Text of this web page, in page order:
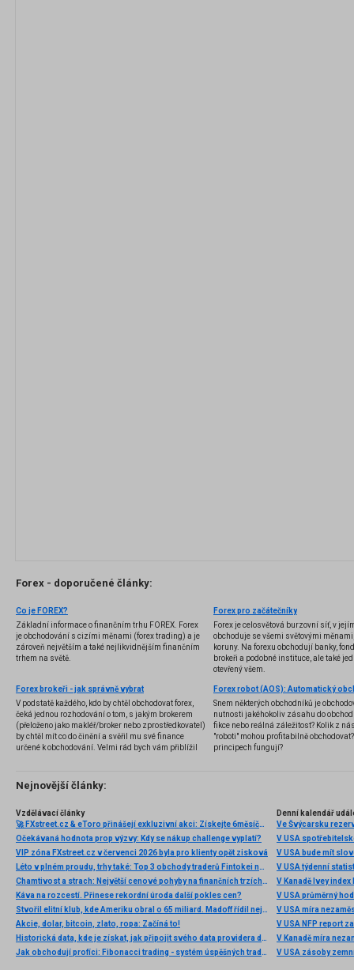
Forex - doporučené články:
Co je FOREX?
Základní informace o finančním trhu FOREX. Forex
je obchodování s cizími měnami (forex trading) a je
zároveň největším a také nejlikvidnějším finančním
trhem na světě.
Forex pro začátečníky
Forex je celosvětová burzovní síť, v
obchoduje se všemi světovými
koruny. Na forexu obchodují banky,
brokeři a podobné instituce, ale také
otevřený všem.
Forex brokeři - jak správně vybrat
V podstatě každého, kdo by chtěl obchodovat forex,
čeká jednou rozhodování o tom, s jakým brokerem
(přeloženo jako makléř/broker nebo zprostředkovatel)
by chtěl mít co do činění a svěřil mu své finance
určené k obchodování. Velmi rád bych vám přiblížil
několik příkladů nejznámějších z nich.
Snem některých obchodníků je
nutnosti jakéhokoliv zásahu do
fikce nebo reálná záležitost? Kolik z
"roboti" mohou profitabilně
principech fungují?
Nejnovější články:
Vzdělávací články
🚀 FXstreet.cz & eToro přinášejí exkluzivní akci: Získejte 6měsíční členství ve VIP zóně ZDARMA
Očekávaná hodnota prop výzvy: Kdy se nákup challenge vyplatí?
VIP zóna FXstreet.cz v červenci 2026 byla pro klienty opět zisková
Léto v plném proudu, trhy také: Top 3 obchody traderů Fintokei na indexech a zlatě
Chamtivost a strach: Největší cenové pohyby na finančních trzích (červenec 2026)
Káva na rozcestí. Přinese rekordní úroda další pokles cen?
Stvořil elitní klub, kde Ameriku obral o 65 miliard. Madoff řídil největší Ponzi dějin
Akcie, dolar, bitcoin, zlato, ropa: Začíná to!
Historická data, kde je získat, jak připojit svého data providera do MultiCharts a proč je budeme potřebovat? (4. díl)
Jak obchodují profíci: Fibonacci trading - systém úspěšných traderů
Denní kalendář
Ve Švýcarsku
V USA
V USA bude mít
V USA týdenní
V Kanadě Ivey index
V USA průměrný
V USA míra
V USA NFP report
V Kanadě míra
V USA zásoby